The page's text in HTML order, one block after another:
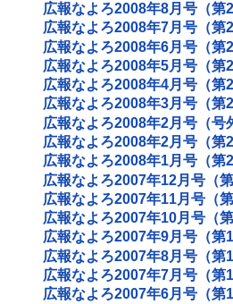
広報なよろ2008年8月号（第
広報なよろ2008年7月号（第
広報なよろ2008年6月号（第
広報なよろ2008年5月号（第
広報なよろ2008年4月号（第
広報なよろ2008年3月号（第
広報なよろ2008年2月号（号
広報なよろ2008年2月号（第
広報なよろ2008年1月号（第
広報なよろ2007年12月号（第
広報なよろ2007年11月号（第
広報なよろ2007年10月号（第
広報なよろ2007年9月号（第
広報なよろ2007年8月号（第
広報なよろ2007年7月号（第
広報なよろ2007年6月号（第